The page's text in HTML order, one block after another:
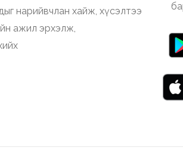
нарийвчлан хайж, хүсэлтээ
ажил эрхэлж,